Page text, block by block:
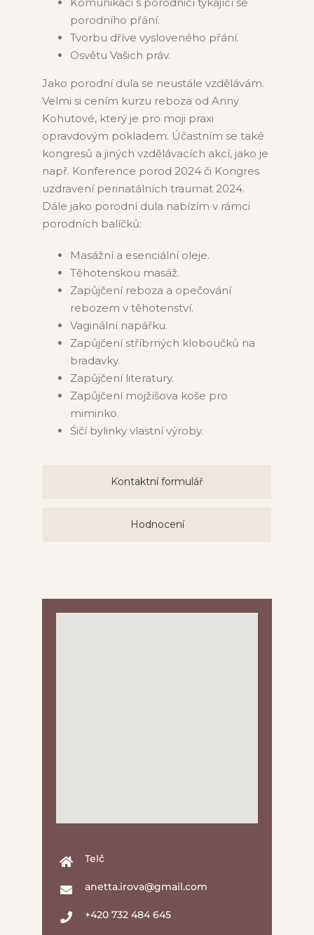
porodního přání.
Tvorbu dříve vysloveného přání.
Osvětu Vašich práv.
Jako porodní dula se neustále vzdělávám.
Velmi si cením kurzu reboza od Anny
Kohutové, který je pro moji praxi
opravdovým pokladem. Účastním se také
kongresů a jiných vzdělávacích akcí, jako je
např. Konference porod 2024 či Kongres
uzdravení perinatálních traumat 2024.
Dále jako porodní dula nabízím v rámci
porodních balíčků:
Masážní a esenciální oleje.
Těhotenskou masáž.
Zapůjčení reboza a opečování
rebozem v těhotenství.
Vaginální napářku.
Zapůjčení stříbrných kloboučků na
bradavky.
Zapůjčení literatury.
Zapůjčení mojžíšova koše pro
miminko.
Śičí bylinky vlastní výroby.
Kontaktní formulář
Hodnocení
Telč
anetta.irova@gmail.com
+420 732 484 645